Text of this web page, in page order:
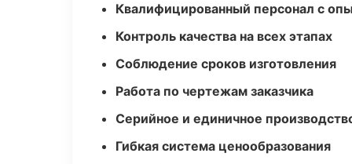
Квалифицированный персонал с
Контроль качества на всех этапах
Соблюдение сроков изготовления
Работа по чертежам заказчика
Серийное и единичное
Гибкая система ценообразования